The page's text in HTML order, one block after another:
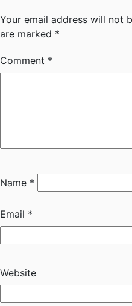
Your email address will not
are marked *
Comment *
Name *
Email *
Website